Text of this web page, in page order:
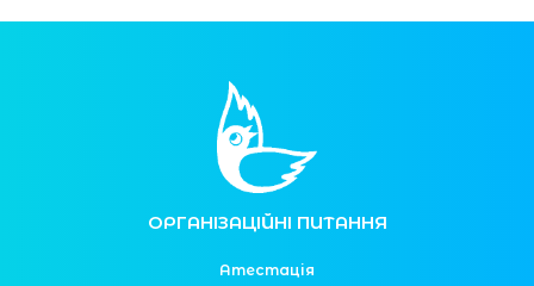
ОРГАНІЗАЦІЙНІ ПИТАННЯ
Атестація